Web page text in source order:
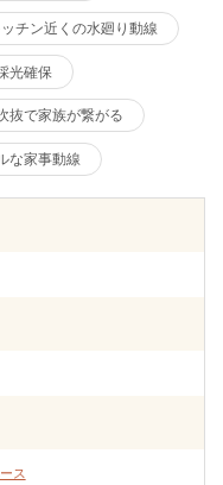
チン近くの水廻り動線
光確保
抜で家族が繋がる
な家事動線
ス